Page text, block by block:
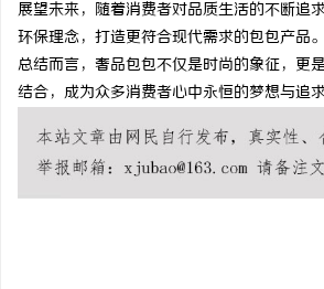
展望未来，随着消费者对品质生活的不断追
环保理念，打造更符合现代需求的包包产品
总结而言，奢品包包不仅是时尚的象征，更
结合，成为众多消费者心中永恒的梦想与追求